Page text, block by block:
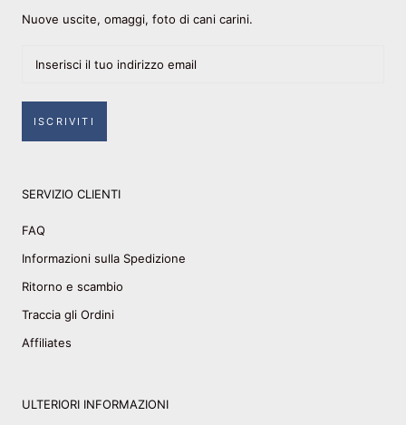
Nuove uscite, omaggi, foto di cani carini.
ISCRIVITI
SERVIZIO CLIENTI
FAQ
Informazioni sulla Spedizione
Ritorno e scambio
Traccia gli Ordini
Affiliates
ULTERIORI INFORMAZIONI